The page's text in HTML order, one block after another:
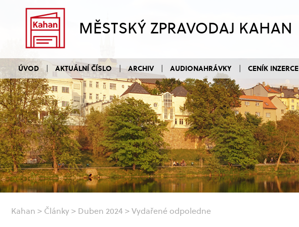
MĚSTSKÝ ZPRAVODAJ KAHAN
ÚVOD AKTUÁLNÍ ČÍSLO ARCHIV AUDIONAHRÁVKY CENÍK INZERCE
Kahan > Články> Duben 2024 >Vydařené odpoledne